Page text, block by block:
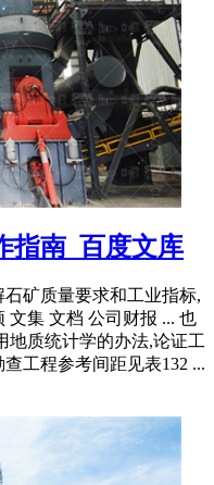
指南_百度文库
矿质量要求和工业指标,
文集 文档 公司财报 ... 也
地质统计学的办法,论证工
工程参考间距见表132 ...